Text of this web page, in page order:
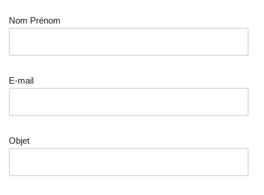
Nom Prénom
E-mail
Objet